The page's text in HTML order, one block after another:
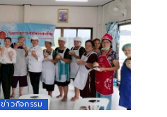
ข่าวกิจกรรม